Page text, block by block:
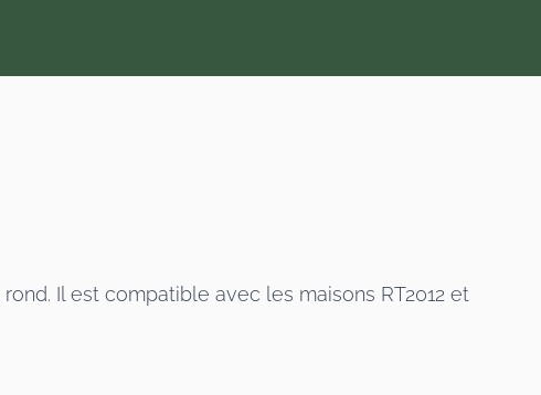
Il est compatible avec les maisons RT2012 et